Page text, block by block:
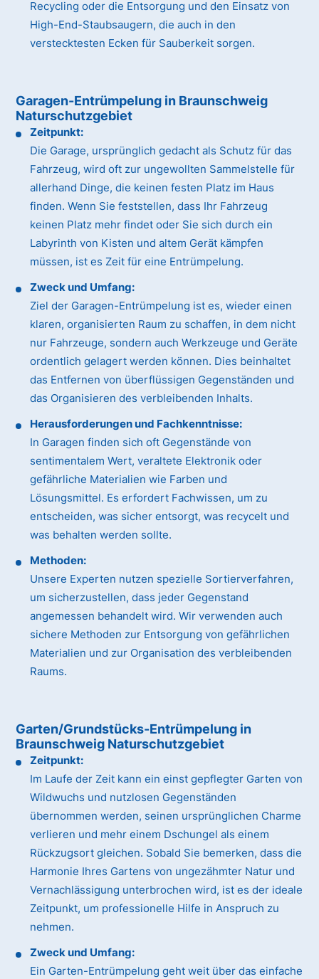
Recycling oder die Entsorgung und den Einsatz von
High-End-Staubsaugern, die auch in den
verstecktesten Ecken für Sauberkeit sorgen.
Garagen-Entrümpelung in Braunschweig
Naturschutzgebiet
Zeitpunkt:
Die Garage, ursprünglich gedacht als Schutz für das
Fahrzeug, wird oft zur ungewollten Sammelstelle für
allerhand Dinge, die keinen festen Platz im Haus
finden. Wenn Sie feststellen, dass Ihr Fahrzeug
keinen Platz mehr findet oder Sie sich durch ein
Labyrinth von Kisten und altem Gerät kämpfen
müssen, ist es Zeit für eine Entrümpelung.
Zweck und Umfang:
Ziel der Garagen-Entrümpelung ist es, wieder einen
klaren, organisierten Raum zu schaffen, in dem nicht
nur Fahrzeuge, sondern auch Werkzeuge und Geräte
ordentlich gelagert werden können. Dies beinhaltet
das Entfernen von überflüssigen Gegenständen und
das Organisieren des verbleibenden Inhalts.
Herausforderungen und Fachkenntnisse:
In Garagen finden sich oft Gegenstände von
sentimentalem Wert, veraltete Elektronik oder
gefährliche Materialien wie Farben und
Lösungsmittel. Es erfordert Fachwissen, um zu
entscheiden, was sicher entsorgt, was recycelt und
was behalten werden sollte.
Methoden:
Unsere Experten nutzen spezielle Sortierverfahren,
um sicherzustellen, dass jeder Gegenstand
angemessen behandelt wird. Wir verwenden auch
sichere Methoden zur Entsorgung von gefährlichen
Materialien und zur Organisation des verbleibenden
Raums.
Garten/Grundstücks-Entrümpelung in
Braunschweig Naturschutzgebiet
Zeitpunkt:
Im Laufe der Zeit kann ein einst gepflegter Garten von
Wildwuchs und nutzlosen Gegenständen
übernommen werden, seinen ursprünglichen Charme
verlieren und mehr einem Dschungel als einem
Rückzugsort gleichen. Sobald Sie bemerken, dass die
Harmonie Ihres Gartens von ungezähmter Natur und
Vernachlässigung unterbrochen wird, ist es der ideale
Zeitpunkt, um professionelle Hilfe in Anspruch zu
nehmen.
Zweck und Umfang:
Ein Garten-Entrümpelung geht weit über das einfache